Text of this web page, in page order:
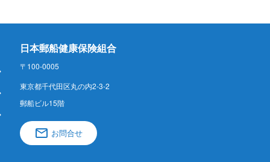
日本郵船健康保険組合
〒100-0005
東京都千代田区丸の内2-3-2
郵船ビル15階
お問合せ